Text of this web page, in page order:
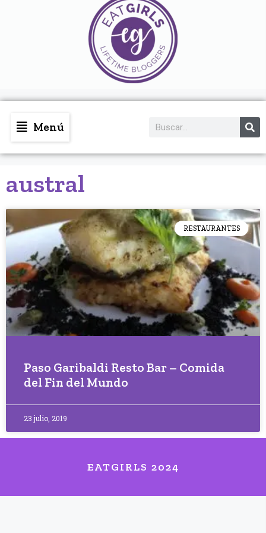
Menú
austral
RESTAURANTES
Paso Garibaldi Resto Bar – Comida
del Fin del Mundo
23 julio, 2019
EATGIRLS 2024